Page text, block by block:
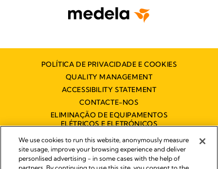
POLÍTICA DE PRIVACIDADE E COOKIES
QUALITY MANAGEMENT
ACCESSIBILITY STATEMENT
CONTACTE-NOS
ELIMINAÇÃO DE EQUIPAMENTOS
ELÉTRICOS E ELETRÓNICOS
DECLARAÇÃO DE ACESSIBILIDADE
We use cookies to run this website, anonymously measure
site usage, improve your browsing experience and deliver
personlised advertising - in some cases with the help of